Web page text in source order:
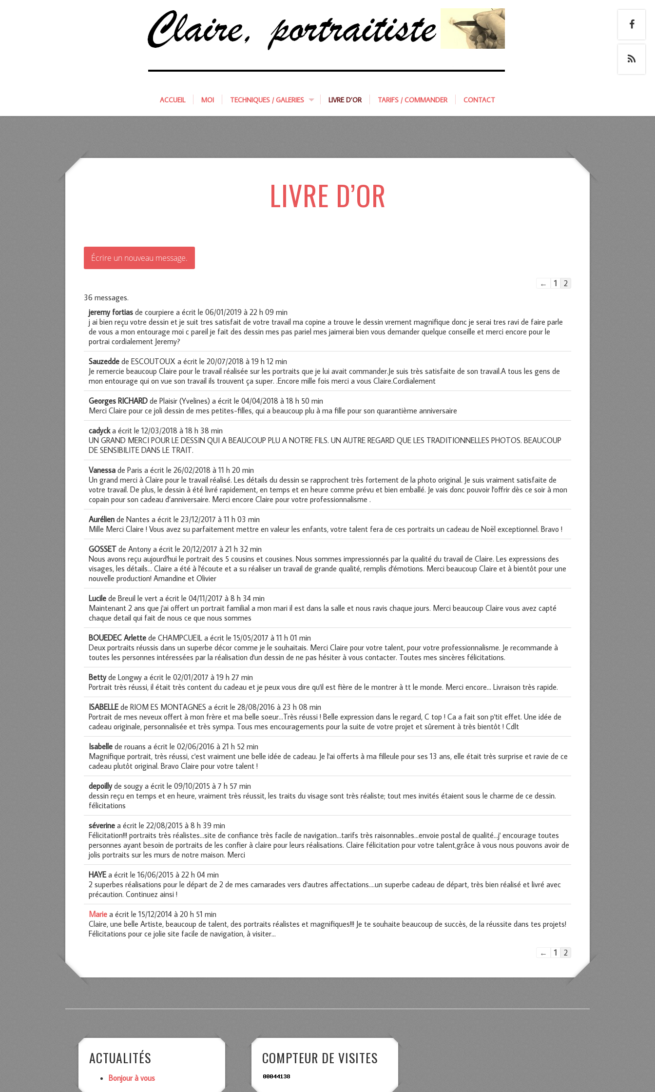
ACCUEIL MOI TECHNIQUES / GALERIES LIVRE D’OR TARIFS / COMMANDER CONTACT
LIVRE D’OR
Navigation
du
livre
← 1
2
36 messages.
jeremy fortiasde courpiere a écrit le 06/01/2019 à 22 h 09 min
j ai bien reçu votre dessin et je suit tres satisfait de votre travail ma copine a trouve le dessin vrement magnifique donc je serai tres ravi de faire parle
de vous a mon entourage moi c pareil je fait des dessin mes pas pariel mes jaimerai bien vous demander quelque conseille et merci encore pour le
portrai cordialement Jeremy?
Sauzeddede ESCOUTOUX a écrit le 20/07/2018 à 19 h 12 min
Je remercie beaucoup Claire pour le travail réalisée sur les portraits que je lui avait commander.Je suis très satisfaite de son travail.A tous les gens de
mon entourage qui on vue son travail ils trouvent ça super. .Encore mille fois merci a vous Claire.Cordialement
Georges RICHARDde Plaisir (Yvelines) a écrit le 04/04/2018 à 18 h 50 min
Merci Claire pour ce joli dessin de mes petites-filles, qui a beaucoup plu à ma fille pour son quarantième anniversaire
cadycka écrit le 12/03/2018 à 18 h 38 min
UN GRAND MERCI POUR LE DESSIN QUI A BEAUCOUP PLU A NOTRE FILS. UN AUTRE REGARD QUE LES TRADITIONNELLES PHOTOS. BEAUCOUP
DE SENSIBILITE DANS LE TRAIT.
Vanessade Paris a écrit le 26/02/2018 à 11 h 20 min
Un grand merci à Claire pour le travail réalisé. Les détails du dessin se rapprochent très fortement de la photo original. Je suis vraiment satisfaite de
votre travail. De plus, le dessin à été livré rapidement, en temps et en heure comme prévu et bien emballé. Je vais donc pouvoir l'offrir dès ce soir à mon
copain pour son cadeau d’anniversaire. Merci encore Claire pour votre professionnalisme .
Auréliende Nantes a écrit le 23/12/2017 à 11 h 03 min
Mille Merci Claire ! Vous avez su parfaitement mettre en valeur les enfants, votre talent fera de ces portraits un cadeau de Noël exceptionnel. Bravo !
GOSSETde Antony a écrit le 20/12/2017 à 21 h 32 min
Nous avons reçu aujourd'hui le portrait des 5 cousins et cousines. Nous sommes impressionnés par la qualité du travail de Claire. Les expressions des
visages, les détails... Claire a été à l'écoute et a su réaliser un travail de grande qualité, remplis d'émotions. Merci beaucoup Claire et à bientôt pour une
nouvelle production! Amandine et Olivier
Lucilede Breuil le vert a écrit le 04/11/2017 à 8 h 34 min
Maintenant 2 ans que j'ai offert un portrait familial a mon mari il est dans la salle et nous ravis chaque jours. Merci beaucoup Claire vous avez capté
chaque detail qui fait de nous ce que nous sommes
BOUEDEC Arlettede CHAMPCUEIL a écrit le 15/05/2017 à 11 h 01 min
Deux portraits réussis dans un superbe décor comme je le souhaitais. Merci Claire pour votre talent, pour votre professionnalisme. Je recommande à
toutes les personnes intéressées par la réalisation d'un dessin de ne pas hésiter à vous contacter. Toutes mes sincères félicitations.
Bettyde Longwy a écrit le 02/01/2017 à 19 h 27 min
Portrait très réussi, il était très content du cadeau et je peux vous dire qu'il est fière de le montrer à tt le monde. Merci encore... Livraison très rapide.
ISABELLEde RIOM ES MONTAGNES a écrit le 28/08/2016 à 23 h 08 min
Portrait de mes neveux offert à mon frère et ma belle soeur...Très réussi ! Belle expression dans le regard, C top ! Ca a fait son p'tit effet. Une idée de
cadeau originale, personnalisée et très sympa. Tous mes encouragements pour la suite de votre projet et sûrement à très bientôt ! Cdlt
Isabellede rouans a écrit le 02/06/2016 à 21 h 52 min
Magnifique portrait, très réussi, c'est vraiment une belle idée de cadeau. Je l'ai offerts à ma filleule pour ses 13 ans, elle était très surprise et ravie de ce
cadeau plutôt original. Bravo Claire pour votre talent !
depoillyde sougy a écrit le 09/10/2015 à 7 h 57 min
dessin reçu en temps et en heure, vraiment très réussit, les traits du visage sont très réaliste; tout mes invités étaient sous le charme de ce dessin.
félicitations
séverinea écrit le 22/08/2015 à 8 h 39 min
Félicitation!!! portraits très réalistes...site de confiance très facile de navigation...tarifs très raisonnables...envoie postal de qualité...j' encourage toutes
personnes ayant besoin de portraits de les confier à claire pour leurs réalisations. Claire félicitation pour votre talent,grâce à vous nous pouvons avoir de
jolis portraits sur les murs de notre maison. Merci
HAYEa écrit le 16/06/2015 à 22 h 04 min
2 superbes réalisations pour le départ de 2 de mes camarades vers d'autres affectations....un superbe cadeau de départ, très bien réalisé et livré avec
précaution. Continuez ainsi !
Marie a écrit le 15/12/2014 à 20 h 51 min
Claire, une belle Artiste, beaucoup de talent, des portraits réalistes et magnifiques!!! Je te souhaite beaucoup de succès, de la réussite dans tes projets!
Félicitations pour ce jolie site facile de navigation, à visiter...
Navigation
d’or
← 1 2
ACTUALITÉS
Bonjour à vous
COMPTEUR DE VISITES